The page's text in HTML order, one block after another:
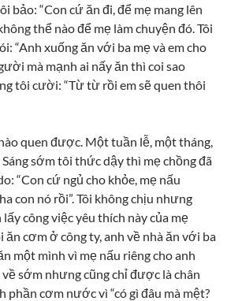
bảo: “Con cứ ăn đi, để mẹ mang lên
thể nào để mẹ làm chuyện đó. Tôi
“Anh xuống ăn với ba mẹ và em cho
mà mạnh ai nấy ăn thì coi sao
tôi cười: “Từ từ rồi em sẽ quen thôi
quen được. Một tuần lễ, một tháng,
sớm tôi thức dậy thì mẹ chồng đã
“Con cứ ngủ cho khỏe, mẹ nấu
con nó rồi”. Tôi không chịu nhưng
lấy công việc yêu thích này của mẹ
cơm ở công ty, anh về nhà ăn với ba
một mình vì mẹ nấu riêng cho anh
sớm nhưng cũng chỉ được là chân
phần cơm nước vì “có gì đâu mà mệt?